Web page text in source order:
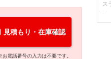
見積もり・在庫確認
お電話番号の入力は不要です。
ス
-